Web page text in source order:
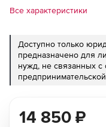
Все характеристики
Доступно только
предназначено для
нужд, не связанных
14 850 ₽